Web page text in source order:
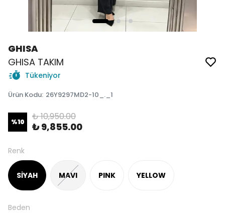
GHISA
GHISA TAKIM
Tükeniyor
Ürün Kodu: 26Y9297MD2-10_._1
%10 ₺ 10,950.00
₺ 9,855.00
Renk
SİYAH MAVI PINK YELLOW
Beden